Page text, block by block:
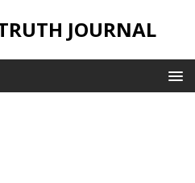
JOURNAL